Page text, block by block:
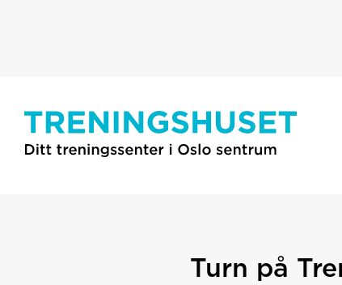
Turn på